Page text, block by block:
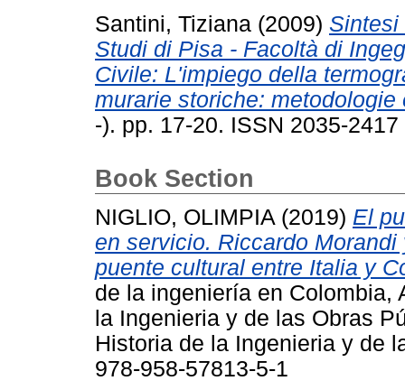
Santini, Tiziana (2009) Sintesi
Studi di Pisa - Facoltà di
Civile: L'impiego della
murarie storiche: metodologie
-). pp. 17-20. ISSN 2035-2417
Book Section
NIGLIO, OLIMPIA (2019) El
en servicio. Riccardo
puente cultural entre Italia y
de la ingeniería en Colombia,
la Ingenieria y de las Obras
Historia de la Ingenieria y de
978-958-57813-5-1